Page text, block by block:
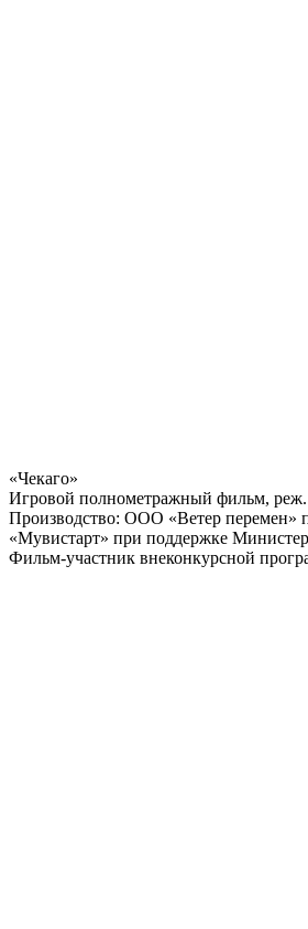
«Чекаго»
Игровой полнометражный фильм,
Производство: ООО «Ветер перемен»
«Мувистарт» при поддержке
Фильм-участник внеконкурсной